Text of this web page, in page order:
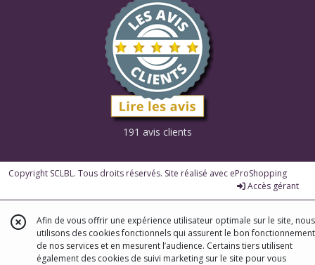
191 avis clients
Copyright SCLBL. Tous droits réservés. Site réalisé avec eProShopping
Accès gérant
Afin de vous offrir une expérience utilisateur optimale sur le site, nous
utilisons des cookies fonctionnels qui assurent le bon fonctionnement
de nos services et en mesurent l’audience. Certains tiers utilisent
également des cookies de suivi marketing sur le site pour vous